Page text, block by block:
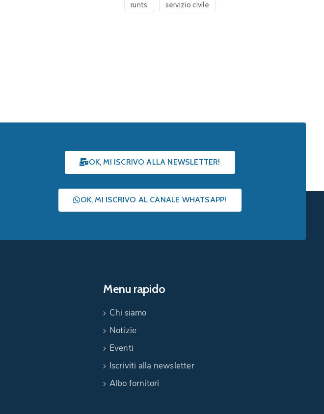
runts servizio civile
OK, MI ISCRIVO ALLA NEWSLETTER!
OK, MI ISCRIVO AL CANALE WHATSAPP!
Menu rapido
Chi siamo
Notizie
Eventi
Iscriviti alla newsletter
Albo fornitori